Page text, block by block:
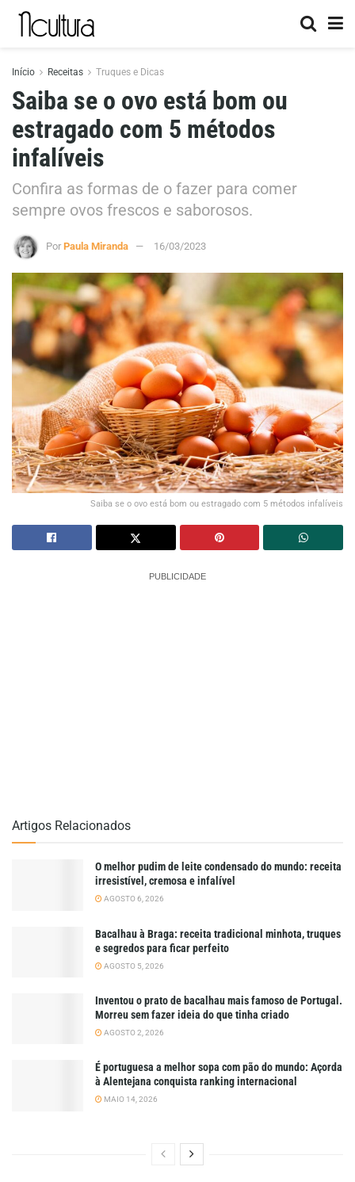
Início Receitas Truques e Dicas
Saiba se o ovo está bom ou
estragado com 5 métodos
infalíveis
Confira as formas de o fazer para comer
sempre ovos frescos e saborosos.
Por Paula Miranda 16/03/2023
Saiba se o ovo está bom ou estragado com 5 métodos infalíveis
PUBLICIDADE
Artigos Relacionados
O melhor pudim de leite condensado do mundo: receita
irresistível, cremosa e infalível
AGOSTO 6, 2026
Bacalhau à Braga: receita tradicional minhota, truques
e segredos para ficar perfeito
AGOSTO 5, 2026
Inventou o prato de bacalhau mais famoso de Portugal.
Morreu sem fazer ideia do que tinha criado
AGOSTO 2, 2026
É portuguesa a melhor sopa com pão do mundo: Açorda
à Alentejana conquista ranking internacional
MAIO 14, 2026